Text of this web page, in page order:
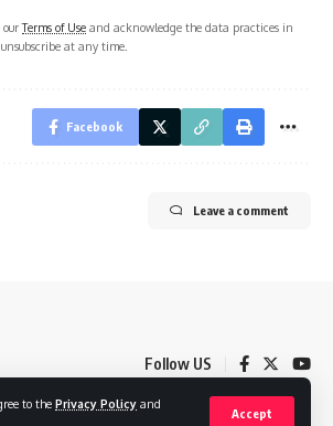
to the Privacy Policy and
Accept
ourTerms of Use and acknowledge the data practices in
at any time.
Facebook
Leave a comment
Follow US